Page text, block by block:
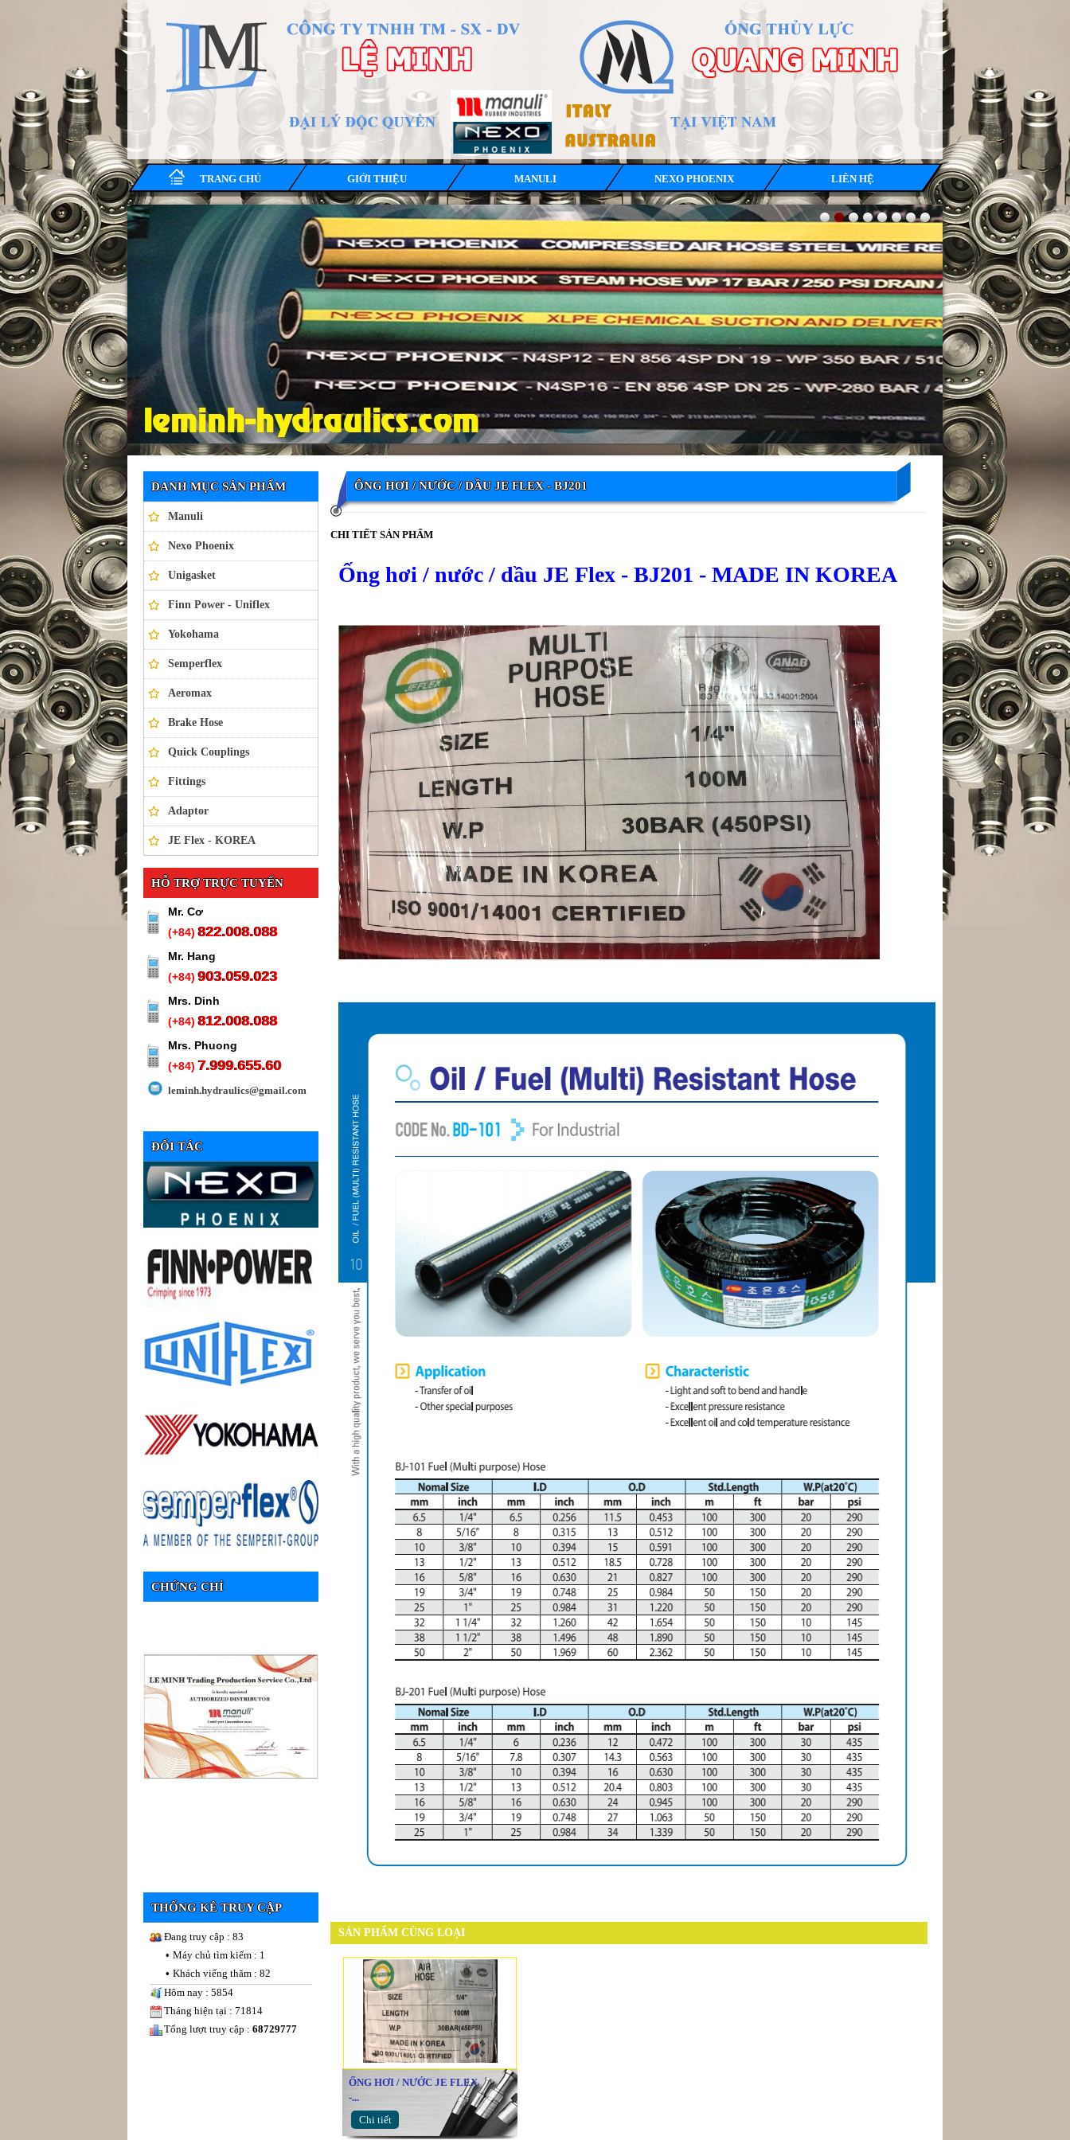
TRANG CHỦ GIỚI THIỆU MANULI NEXO PHOENIX LIÊN HỆ
Ống thủy lực NEXO PHOENIX
DANH MỤC SẢN PHẨM
Manuli
Nexo Phoenix
Unigasket
Finn Power - Uniflex
Yokohama
Semperflex
Aeromax
Brake Hose
Quick Couplings
Fittings
Adaptor
JE Flex - KOREA
HỖ TRỢ TRỰC TUYẾN
Mr. Cơ
(+84)822.008.088
Mr. Hang
(+84)903.059.023
Mrs. Dinh
(+84)812.008.088
Mrs. Phuong
(+84)7.999.655.60
leminh.hydraulics@gmail.com
ĐỐI TÁC
CHỨNG CHỈ
THỐNG KÊ TRUY CẬP
Đang truy cập : 83
• Máy chủ tìm kiếm : 1
• Khách viếng thăm : 82
Hôm nay : 5854
Tháng hiện tại : 71814
Tổng lượt truy cập : 68729777
ỐNG HƠI / NƯỚC / DẦU JE FLEX - BJ201
CHI TIẾT SẢN PHẨM
Ống hơi / nước / dầu JE Flex - BJ201 - MADE IN KOREA
SẢN PHẨM CÙNG LOẠI
ỐNG HƠI / NƯỚC JE FLEX
-...
Chi tiết